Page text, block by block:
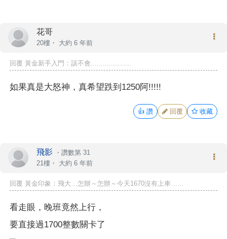
花哥
20樓・ 大約 6 年前
回覆 黃金新手入門：該不會....................
如果真是大怒神，真希望跌到1250阿!!!!!
👍 讚 回覆 收藏
飛影 ・ 讚數第 31
21樓・ 大約 6 年前
回覆 黃金印象：飛大…怎辦～怎辦～今天1670沒有上車…...
看走眼，晚班竟然上行，
要直接過1700整數關卡了